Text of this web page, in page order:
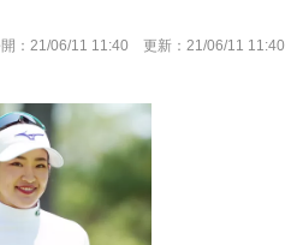
： 21/06/11 11:40 更新： 21/06/11 11:40